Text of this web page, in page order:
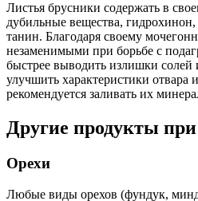
Листья брусники содержать в
дубильные вещества,
танин. Благодаря своему
незаменимыми при борьбе с
быстрее выводить излишки солей
улучшить характеристики отвара
рекомендуется заливать их
Другие продукты при
Орехи
Любые виды орехов (фундук,